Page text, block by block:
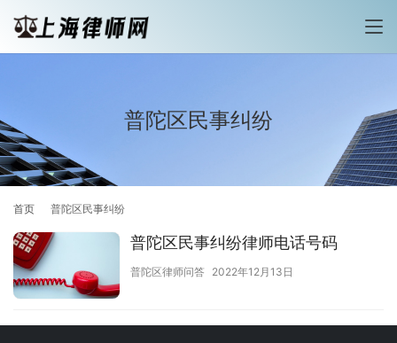
普陀区民事纠纷
首页 普陀区民事纠纷
普陀区民事纠纷律师电话号码
普陀区律师问答 2022年12月13日